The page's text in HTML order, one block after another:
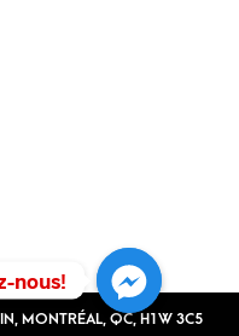
MONTRÉAL, QC, H1W 3C5
nous!